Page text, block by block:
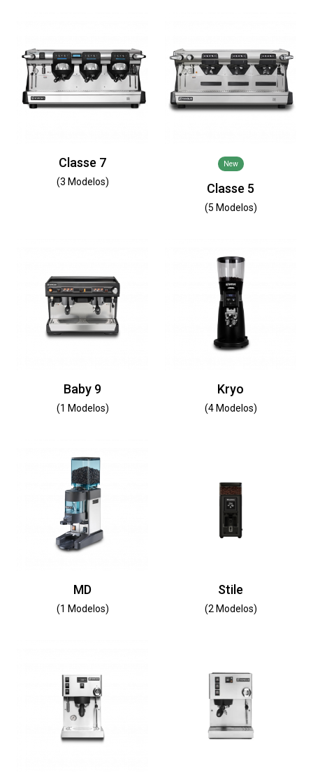
Classe 7
(3 Modelos)
New
Classe 5
(5 Modelos)
Baby 9
(1 Modelos)
Kryo
(4 Modelos)
MD
(1 Modelos)
Stile
(2 Modelos)